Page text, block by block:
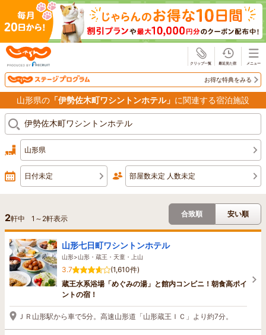
お得な特典をみる
山形県の 「伊勢佐木町ワシントンホテル」 に関連する宿泊施設
山形県
日付未定 部屋数未定 人数未定
2軒中 1 ～ 2軒表示
合致順 安い順
山形七日町ワシントンホテル
山形>山形・蔵王・天童・上山
3.7
(1,610件)
蔵王水系浴場「めぐみの湯」と館内コンビニ！朝食高ポイ
ントの宿！
ＪＲ山形駅から車で5分。高速山形道「山形蔵王ＩＣ」より約7分。